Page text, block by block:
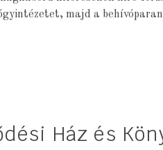
majd a
Ház és